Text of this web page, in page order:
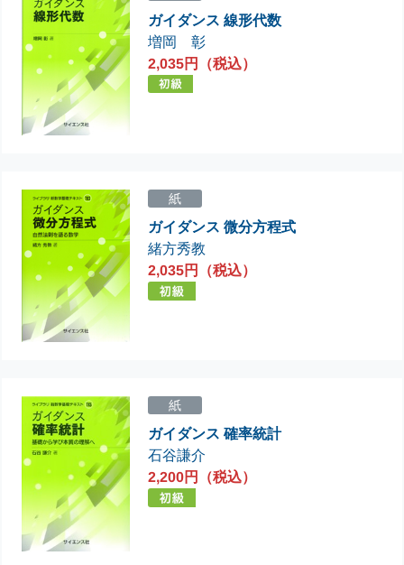
ガイダンス 線形代数
増岡 彰
2,035円（税込）
紙
ガイダンス 微分方程式
緒方秀教
2,035円（税込）
紙
ガイダンス 確率統計
石谷謙介
2,200円（税込）